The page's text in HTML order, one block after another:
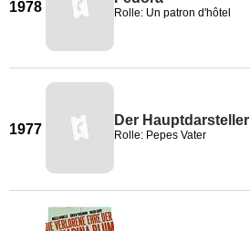
1978 Rolle: Un patron d'hôtel
1977
Der Hauptdarsteller
Rolle: Pepes Vater